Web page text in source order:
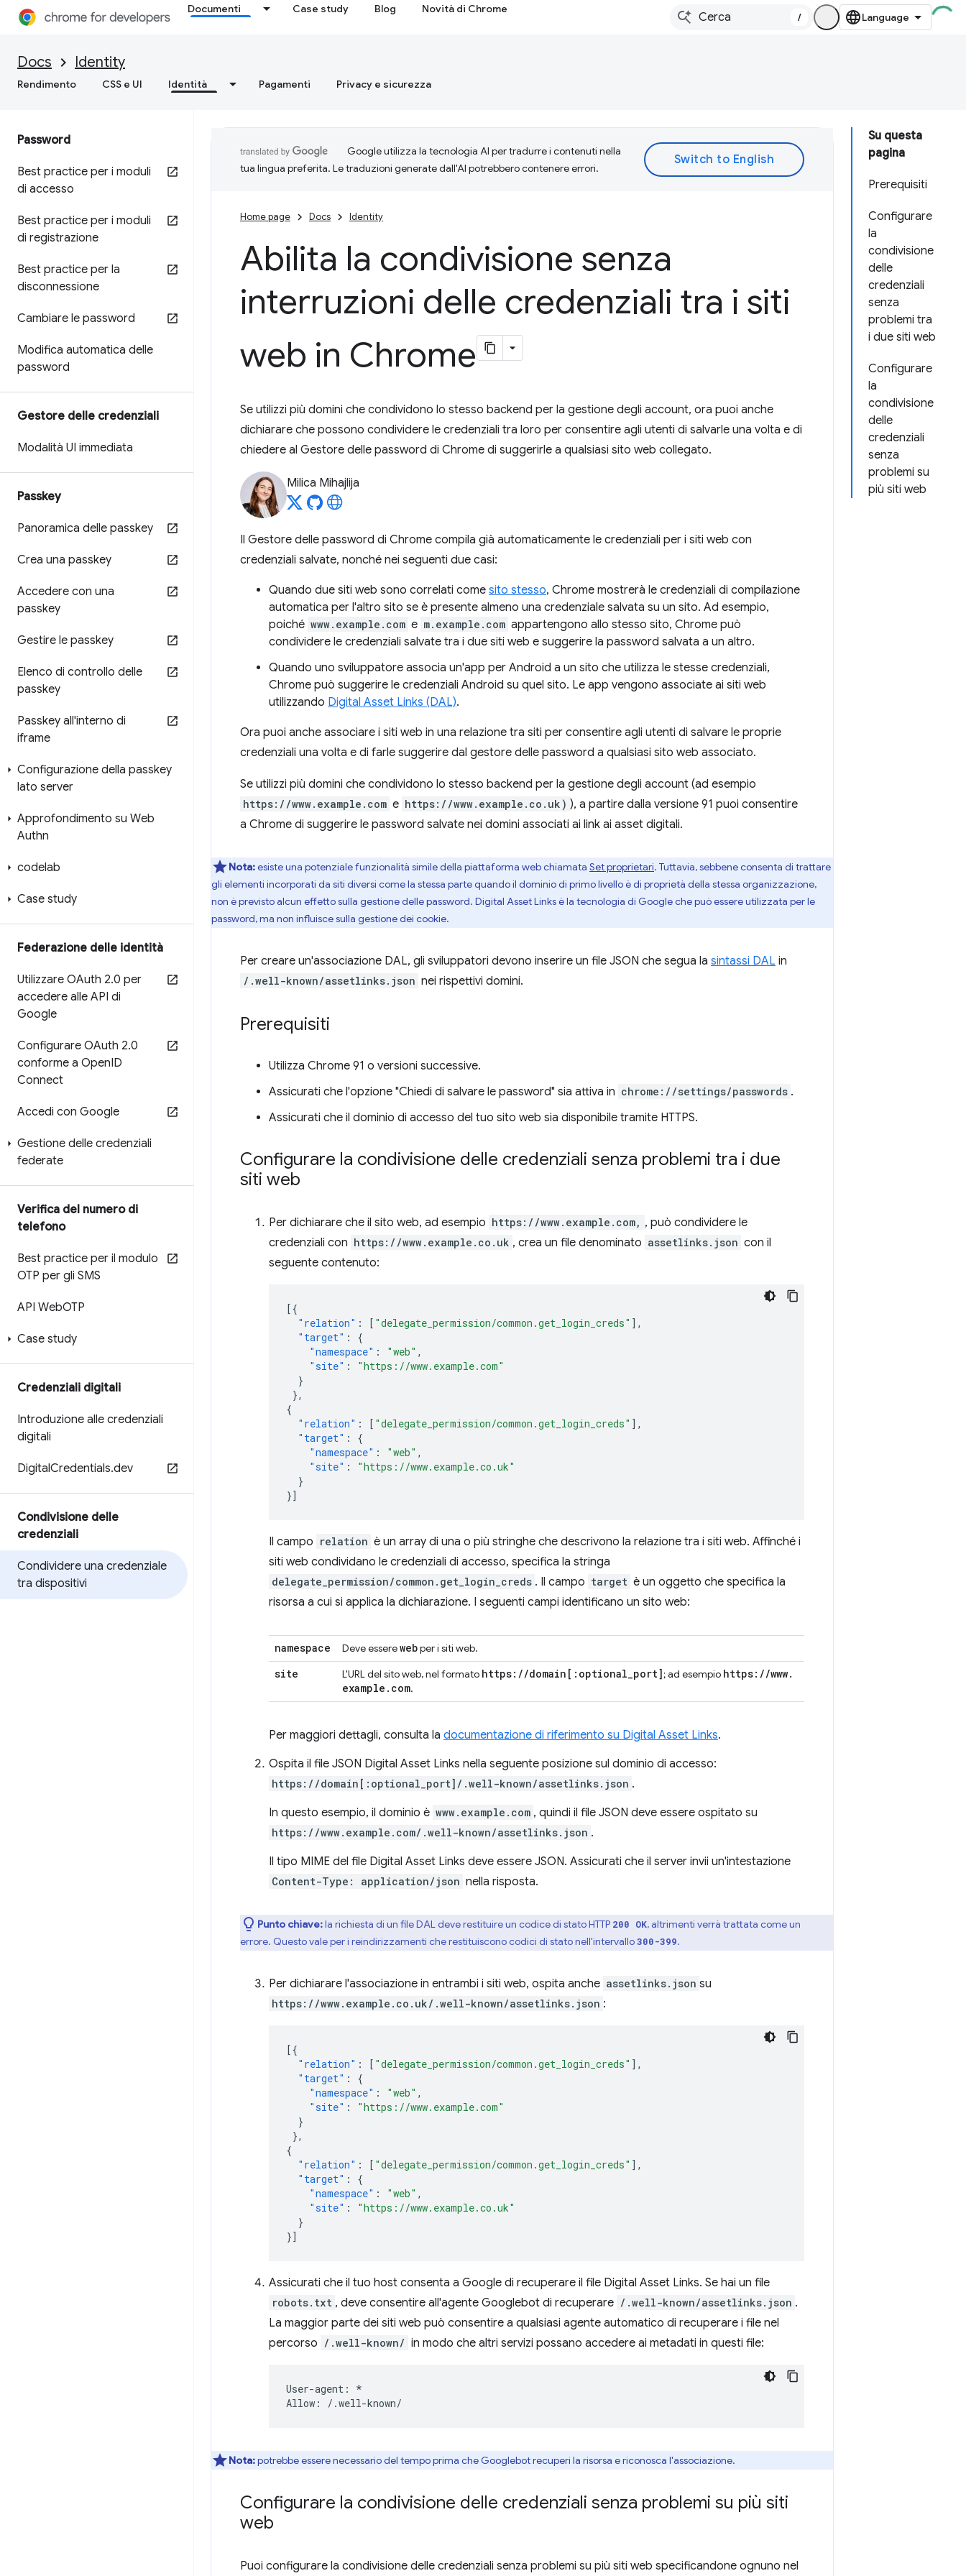
Documenti Case study Blog Novità di Chrome
/
Docs Identity
Rendimento CSS e UI Identità Pagamenti Privacy e sicurezza
Password
Best practice per i moduli
di accesso
Best practice per i moduli
di registrazione
Best practice per la
disconnessione
Cambiare le password
Modifica automatica delle
password
Gestore delle credenziali
Modalità UI immediata
Passkey
Panoramica delle passkey
Crea una passkey
Accedere con una
passkey
Gestire le passkey
Elenco di controllo delle
passkey
Passkey all'interno di
iframe
Configurazione della passkey
lato server
Approfondimento su Web
Authn
codelab
Case study
Federazione delle identità
Utilizzare OAuth 2.0 per
accedere alle API di
Google
Configurare OAuth 2.0
conforme a OpenID
Connect
Accedi con Google
Gestione delle credenziali
federate
Verifica del numero di
telefono
Best practice per il modulo
OTP per gli SMS
API WebOTP
Case study
Credenziali digitali
Introduzione alle credenziali
digitali
DigitalCredentials.dev
Condivisione delle
credenziali
Condividere una credenziale
tra dispositivi
Su questa
pagina
Prerequisiti
Configurare
la
condivisione
delle
credenziali
senza
problemi tra
i due siti web
Configurare
la
condivisione
delle
credenziali
senza
problemi su
più siti web
Google utilizza la tecnologia AI per tradurre i contenuti nella
tua lingua preferita. Le traduzioni generate dall'AI potrebbero contenere errori.
Home page Docs Identity
Abilita la condivisione senza
interruzioni delle credenziali tra i siti
web in Chrome
Se utilizzi più domini che condividono lo stesso backend per la gestione degli account, ora puoi anche
dichiarare che possono condividere le credenziali tra loro per consentire agli utenti di salvarle una volta e di
chiedere al Gestore delle password di Chrome di suggerirle a qualsiasi sito web collegato.
Milica Mihajlija
Il Gestore delle password di Chrome compila già automaticamente le credenziali per i siti web con
credenziali salvate, nonché nei seguenti due casi:
Quando due siti web sono correlati come sito stesso, Chrome mostrerà le credenziali di compilazione
automatica per l'altro sito se è presente almeno una credenziale salvata su un sito. Ad esempio,
poiché www.example.com e m.example.com appartengono allo stesso sito, Chrome può
condividere le credenziali salvate tra i due siti web e suggerire la password salvata a un altro.
Quando uno sviluppatore associa un'app per Android a un sito che utilizza le stesse credenziali,
Chrome può suggerire le credenziali Android su quel sito. Le app vengono associate ai siti web
utilizzando Digital Asset Links (DAL).
Ora puoi anche associare i siti web in una relazione tra siti per consentire agli utenti di salvare le proprie
credenziali una volta e di farle suggerire dal gestore delle password a qualsiasi sito web associato.
Se utilizzi più domini che condividono lo stesso backend per la gestione degli account (ad esempio
https://www.example.com e https://www.example.co.uk) ), a partire dalla versione 91 puoi consentire
a Chrome di suggerire le password salvate nei domini associati ai link ai asset digitali.
Nota:esiste una potenziale funzionalità simile della piattaforma web chiamata Set proprietari. Tuttavia, sebbene consenta di trattare
gli elementi incorporati da siti diversi come la stessa parte quando il dominio di primo livello è di proprietà della stessa organizzazione,
non è previsto alcun effetto sulla gestione delle password. Digital Asset Links è la tecnologia di Google che può essere utilizzata per le
password, ma non influisce sulla gestione dei cookie.
Per creare un'associazione DAL, gli sviluppatori devono inserire un file JSON che segua la sintassi DAL in
/.well-known/assetlinks.json nei rispettivi domini.
Prerequisiti
Utilizza Chrome 91 o versioni successive.
Assicurati che l'opzione "Chiedi di salvare le password" sia attiva in chrome://settings/passwords .
Assicurati che il dominio di accesso del tuo sito web sia disponibile tramite HTTPS.
Configurare la condivisione delle credenziali senza problemi tra i due
siti web
Per dichiarare che il sito web, ad esempio https://www.example.com, , può condividere le
credenziali con https://www.example.co.uk , crea un file denominato assetlinks.json con il
seguente contenuto:
[{
"relation" : [ "delegate_permission/common.get_login_creds" ],
"target" :
{
"namespace" : "web" ,
"site" :
"https://www.example.com"
}
},
{
"relation" : [ "delegate_permission/common.get_login_creds" ],
"target" :
{
"namespace" : "web" ,
"site" :
"https://www.example.co.uk"
}
}]
Il campo relation è un array di una o più stringhe che descrivono la relazione tra i siti web. Affinché i
siti web condividano le credenziali di accesso, specifica la stringa
delegate_permission/common.get_login_creds . Il campo target è un oggetto che specifica la
risorsa a cui si applica la dichiarazione. I seguenti campi identificano un sito web:
namespace Deve esserewebper i siti web.
site L'URL del sito web, nel formato https: //domain [: optional_port]; ad esempio https: //www.
example . com.
Per maggiori dettagli, consulta la documentazione di riferimento su Digital Asset Links.
Ospita il file JSON Digital Asset Links nella seguente posizione sul dominio di accesso:
https://domain[:optional_port]/.well-known/assetlinks.json .
In questo esempio, il dominio è www.example.com , quindi il file JSON deve essere ospitato su
https://www.example.com/.well-known/assetlinks.json .
Il tipo MIME del file Digital Asset Links deve essere JSON. Assicurati che il server invii un'intestazione
Content-Type: application/json nella risposta.
Punto chiave:la richiesta di un file DAL deve restituire un codice di stato HTTP 200 OK, altrimenti verrà trattata come un
errore. Questo vale per i reindirizzamenti che restituiscono codici di stato nell'intervallo300-399.
Per dichiarare l'associazione in entrambi i siti web, ospita anche assetlinks.json su
https://www.example.co.uk/.well-known/assetlinks.json :
[{
"relation" : [ "delegate_permission/common.get_login_creds" ],
"target" :
{
"namespace" : "web" ,
"site" :
"https://www.example.com"
}
},
{
"relation" : [ "delegate_permission/common.get_login_creds" ],
"target" :
{
"namespace" : "web" ,
"site" :
"https://www.example.co.uk"
}
}]
Assicurati che il tuo host consenta a Google di recuperare il file Digital Asset Links. Se hai un file
robots.txt , deve consentire all'agente Googlebot di recuperare /.well-known/assetlinks.json .
La maggior parte dei siti web può consentire a qualsiasi agente automatico di recuperare i file nel
percorso /.well-known/ in modo che altri servizi possano accedere ai metadati in questi file:
User-agent: *
Nota:potrebbe essere necessario del tempo prima che Googlebot recuperi la risorsa e riconosca l'associazione.
Configurare la condivisione delle credenziali senza problemi su più siti
web
Puoi configurare la condivisione delle credenziali senza problemi su più siti web specificandone ognuno nel